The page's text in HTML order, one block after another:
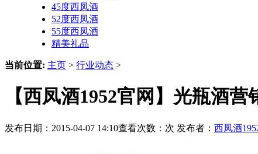
45度西凤酒
52度西凤酒
55度西凤酒
精美礼品
当前位置: 主页 > 行业动态 >
【西凤酒1952官网】光瓶酒
发布日期：2015-04-07 14:10查看次数： 次 发布者： 西凤酒